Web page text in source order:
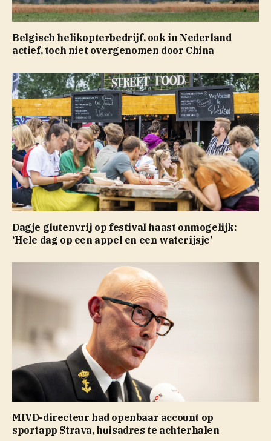
Belgisch helikopterbedrijf, ook in Nederland
actief, toch niet overgenomen door China
Dagje glutenvrij op festival haast onmogelijk:
‘Hele dag op een appel en een waterijsje’
MIVD-directeur had openbaar account op
sportapp Strava, huisadres te achterhalen